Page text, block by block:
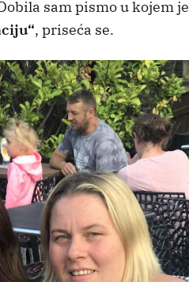
sam pismo u kojem je
, priseća se.